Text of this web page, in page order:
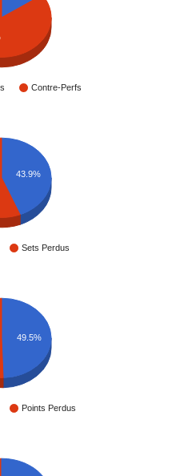
Contre-Perfs
Sets Perdus
43.9%
Points Perdus
49.5%